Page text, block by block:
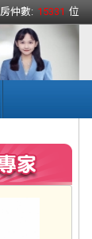
仲數: 15331 位